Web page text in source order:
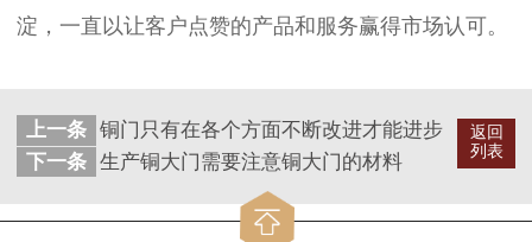
淀，一直以让客户点赞的产品和服务赢得市场认可。
返回
列表
上一条 铜门只有在各个方面不断改进才能进步
下一条 生产铜大门需要注意铜大门的材料